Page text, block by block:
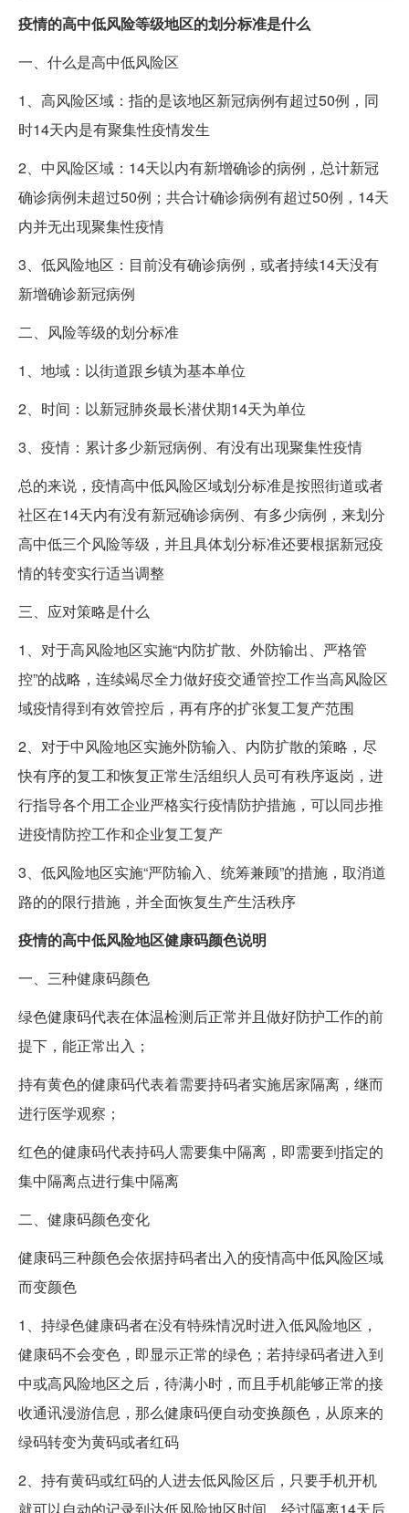
疫情的高中低风险等级地区的划分标准是什么
一、什么是高中低风险区
1、高风险区域：指的是该地区新冠病例有超过50例，同
时14天内是有聚集性疫情发生
2、中风险区域：14天以内有新增确诊的病例，总计新冠
确诊病例未超过50例；共合计确诊病例有超过50例，14天
内并无出现聚集性疫情
3、低风险地区：目前没有确诊病例，或者持续14天没有
新增确诊新冠病例
二、风险等级的划分标准
1、地域：以街道跟乡镇为基本单位
2、时间：以新冠肺炎最长潜伏期14天为单位
3、疫情：累计多少新冠病例、有没有出现聚集性疫情
总的来说，疫情高中低风险区域划分标准是按照街道或者
社区在14天内有没有新冠确诊病例、有多少病例，来划分
高中低三个风险等级，并且具体划分标准还要根据新冠疫
情的转变实行适当调整
三、应对策略是什么
1、对于高风险地区实施“内防扩散、外防输出、严格管
控”的战略，连续竭尽全力做好疫交通管控工作当高风险区
域疫情得到有效管控后，再有序的扩张复工复产范围
2、对于中风险地区实施外防输入、内防扩散的策略，尽
快有序的复工和恢复正常生活组织人员可有秩序返岗，进
行指导各个用工企业严格实行疫情防护措施，可以同步推
进疫情防控工作和企业复工复产
3、低风险地区实施“严防输入、统筹兼顾”的措施，取消道
路的的限行措施，并全面恢复生产生活秩序
疫情的高中低风险地区健康码颜色说明
一、三种健康码颜色
绿色健康码代表在体温检测后正常并且做好防护工作的前
提下，能正常出入；
持有黄色的健康码代表着需要持码者实施居家隔离，继而
进行医学观察；
红色的健康码代表持码人需要集中隔离，即需要到指定的
集中隔离点进行集中隔离
二、健康码颜色变化
健康码三种颜色会依据持码者出入的疫情高中低风险区域
而变颜色
1、持绿色健康码者在没有特殊情况时进入低风险地区，
健康码不会变色，即显示正常的绿色；若持绿码者进入到
中或高风险地区之后，待满小时，而且手机能够正常的接
收通讯漫游信息，那么健康码便自动变换颜色，从原来的
绿码转变为黄码或者红码
2、持有黄码或红码的人进去低风险区后，只要手机开机